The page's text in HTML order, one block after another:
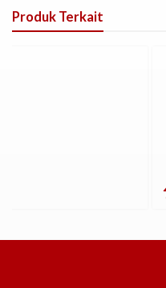
Produk Terkait